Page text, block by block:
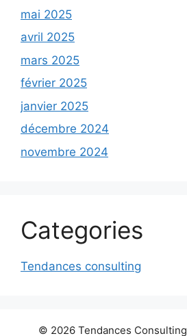
mai 2025
avril 2025
mars 2025
février 2025
janvier 2025
décembre 2024
novembre 2024
Categories
Tendances consulting
© 2026 Tendances Consulting